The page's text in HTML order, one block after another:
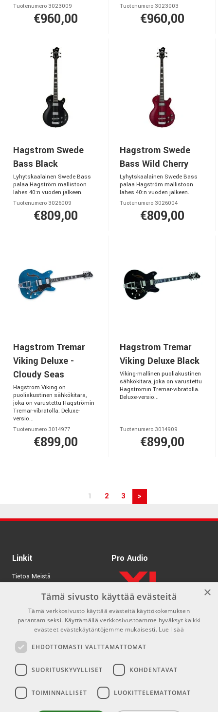
Tuotenumero 3023009
€960,00
Tuotenumero 3023003
€960,00
Hagstrom Swede
Bass Black
Lyhytskaalainen Swede Bass
palaa Hagström mallistoon
lähes 40:n vuoden jälkeen.
Tuotenumero 3026009
€809,00
Hagstrom Swede
Bass Wild Cherry
Lyhytskaalainen Swede Bass
palaa Hagström mallistoon
lähes 40:n vuoden jälkeen.
Tuotenumero 3026004
€809,00
Hagstrom Tremar
Viking Deluxe -
Cloudy Seas
Hagström Viking on
puoliakustinen sähkökitara,
joka on varustettu Hagströmin
Tremar-vibratolla. Deluxe-
versio...
Tuotenumero 3014977
€899,00
Hagstrom Tremar
Viking Deluxe Black
Viking-mallinen puoliakustinen
sähkökitara, joka on varustettu
Hagströmin Tremar-vibratolla.
Deluxe-versio...
Tuotenumero 3014909
€899,00
1 2 3 >
Linkit
Tietoa Meistä
Tuotemerkit
Kirjaudu
GDPR & Cookies
Myyntiehdot
Pro Audio
Yhteys
info@emnordic.fi
Sosiaaliset mediat
Facebook
×
Tämä sivusto käyttää evästeitä
Tämä verkkosivusto käyttää evästeitä käyttökokemuksen
parantamiseksi. Käyttämällä verkkosivustoamme hyväksyt kaikki
evästeet evästekäytäntöjemme mukaisesti. Lue lisää
EHDOTTOMASTI VÄLTTÄMÄTTÖMÄT
SUORITUSKYVYLLISET KOHDENTAVAT
TOIMINNALLISET LUOKITTELEMATTOMAT